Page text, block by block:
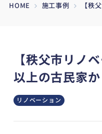
HOME 施工事例 【秩
【秩父市リノ
以上の古民家
リノベーション